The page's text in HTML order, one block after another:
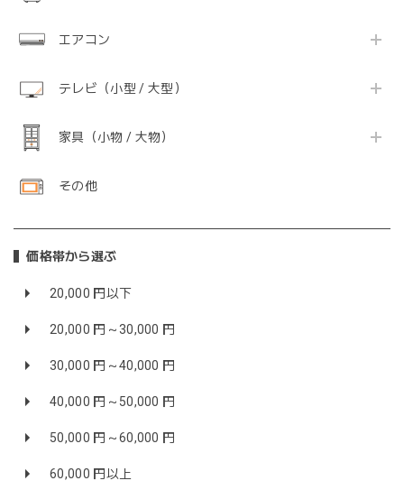
エアコン
テレビ（小型 / 大型）
家具（小物 / 大物）
その他
価格帯から選ぶ
20,000 円以下
20,000 円～30,000 円
30,000 円～40,000 円
40,000 円～50,000 円
50,000 円～60,000 円
60,000 円以上